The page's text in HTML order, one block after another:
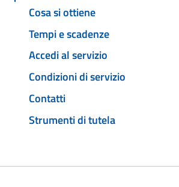
Cosa si ottiene
Tempi e scadenze
Accedi al servizio
Condizioni di servizio
Contatti
Strumenti di tutela